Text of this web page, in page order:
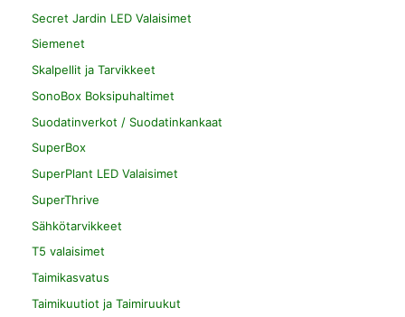
Secret Jardin LED Valaisimet
Siemenet
Skalpellit ja Tarvikkeet
SonoBox Boksipuhaltimet
Suodatinverkot / Suodatinkankaat
SuperBox
SuperPlant LED Valaisimet
SuperThrive
Sähkötarvikkeet
T5 valaisimet
Taimikasvatus
Taimikuutiot ja Taimiruukut